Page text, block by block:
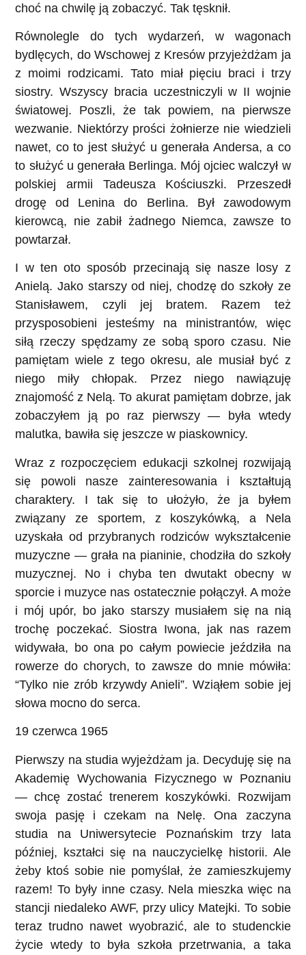
choć na chwilę ją zobaczyć. Tak tęsknił.
Równolegle do tych wydarzeń, w wagonach
bydlęcych, do Wschowej z Kresów przyjeżdżam ja
z moimi rodzicami. Tato miał pięciu braci i trzy
siostry. Wszyscy bracia uczestniczyli w II wojnie
światowej. Poszli, że tak powiem, na pierwsze
wezwanie. Niektórzy prości żołnierze nie wiedzieli
nawet, co to jest służyć u generała Andersa, a co
to służyć u generała Berlinga. Mój ojciec walczył w
polskiej armii Tadeusza Kościuszki. Przeszedł
drogę od Lenina do Berlina. Był zawodowym
kierowcą, nie zabił żadnego Niemca, zawsze to
powtarzał.
I w ten oto sposób przecinają się nasze losy z
Anielą. Jako starszy od niej, chodzę do szkoły ze
Stanisławem, czyli jej bratem. Razem też
przysposobieni jesteśmy na ministrantów, więc
siłą rzeczy spędzamy ze sobą sporo czasu. Nie
pamiętam wiele z tego okresu, ale musiał być z
niego miły chłopak. Przez niego nawiązuję
znajomość z Nelą. To akurat pamiętam dobrze, jak
zobaczyłem ją po raz pierwszy — była wtedy
malutka, bawiła się jeszcze w piaskownicy.
Wraz z rozpoczęciem edukacji szkolnej rozwijają
się powoli nasze zainteresowania i kształtują
charaktery. I tak się to ułożyło, że ja byłem
związany ze sportem, z koszykówką, a Nela
uzyskała od przybranych rodziców wykształcenie
muzyczne — grała na pianinie, chodziła do szkoły
muzycznej. No i chyba ten dwutakt obecny w
sporcie i muzyce nas ostatecznie połączył. A może
i mój upór, bo jako starszy musiałem się na nią
trochę poczekać. Siostra Iwona, jak nas razem
widywała, bo ona po całym powiecie jeździła na
rowerze do chorych, to zawsze do mnie mówiła:
“Tylko nie zrób krzywdy Anieli”. Wziąłem sobie jej
słowa mocno do serca.
19 czerwca 1965
Pierwszy na studia wyjeżdżam ja. Decyduję się na
Akademię Wychowania Fizycznego w Poznaniu
— chcę zostać trenerem koszykówki. Rozwijam
swoja pasję i czekam na Nelę. Ona zaczyna
studia na Uniwersytecie Poznańskim trzy lata
później, kształci się na nauczycielkę historii. Ale
żeby ktoś sobie nie pomyślał, że zamieszkujemy
razem! To były inne czasy. Nela mieszka więc na
stancji niedaleko AWF, przy ulicy Matejki. To sobie
teraz trudno nawet wyobrazić, ale to studenckie
życie wtedy to była szkoła przetrwania, a taka